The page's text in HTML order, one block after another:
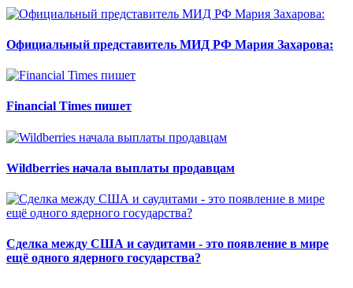
Официальный представитель МИД РФ Мария Захарова:
Financial Times пишет
Wildberries начала выплаты продавцам
Сделка между США и саудитами - это появление в мире
ещё одного ядерного государства?